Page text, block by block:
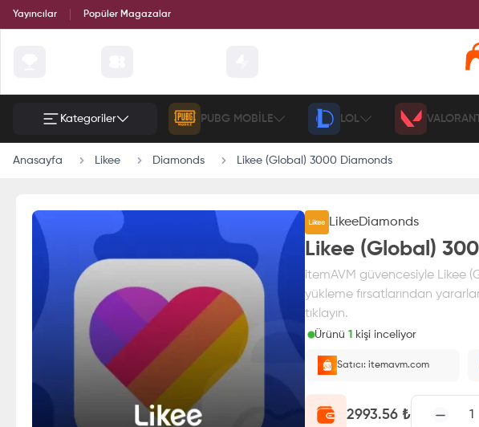
Yayıncılar Popüler Magazalar
Kategoriler PUBG MOBILE LOL
Anasayfa Likee Diamonds Likee (Global) 3000 Diamonds
LikeeDiamonds
Likee (Global)
itemAVM güvencesiyle Likee
yükleme fırsatlarından
tıklayın.
Ürünü 1 kişi inceliyor
E-Pin olarak yüklenir.
Satıcı: itemavm.com
2993.56 ₺ 1